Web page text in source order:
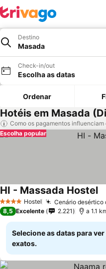
Destino
Masada
Check-in/out
Escolha as datas
Ordenar
Hotéis em Masada
Como os pagamentos influenciam
Escolha popular
4 EstrelasHostel Cenário desértico
HI - Massada Hostel
8,5 Excelente 2.221 a 1.1
Selecione as datas para
exatos.